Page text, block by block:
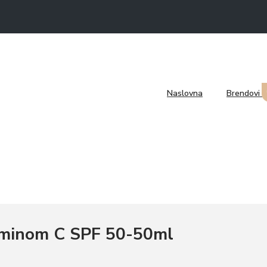
Naslovna Brendovi
sjaja-50ml
C SPF 50-50ml